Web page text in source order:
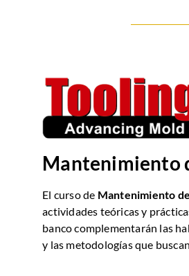
Mantenimiento
El curso de Mantenimiento
actividades teóricas y
banco complementarán las
y las metodologías que